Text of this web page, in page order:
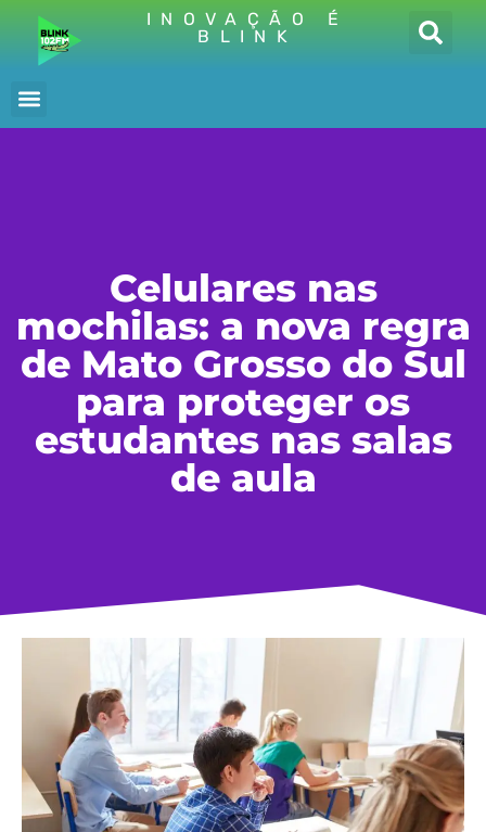
INOVAÇÃO É
BLINK
Celulares nas
mochilas: a nova regra
de Mato Grosso do Sul
para proteger os
estudantes nas salas
de aula